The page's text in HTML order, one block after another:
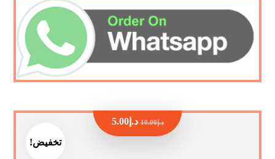
تخفيض!
د.إ10.00 د.إ5.00